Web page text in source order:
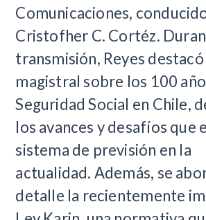
Comunicaciones,
Cristofher C. Cortéz.
transmisión, Reyes
magistral sobre los 100
Seguridad Social en Chile,
los avances y desafíos que
sistema de previsión en la
actualidad. Además, se
detalle la recientemente